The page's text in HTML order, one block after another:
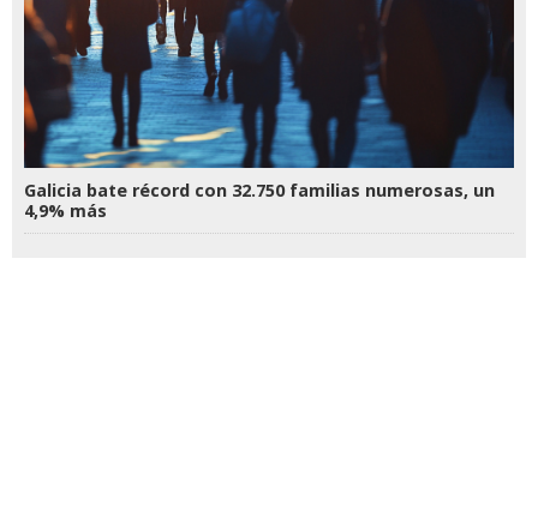
Galicia bate récord con 32.750 familias numerosas, un
4,9% más